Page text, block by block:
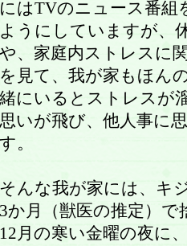
にはTVのニュース番組
ようにしていますが、
や、家庭内ストレスに
を見て、我が家もほん
緒にいるとストレスが
思いが飛び、他人事に
す。
そんな我が家には、キ
3か月（獣医の推定）
12月の寒い金曜の夜に